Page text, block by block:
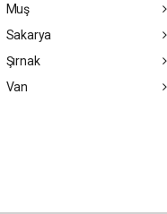
Muş
Sakarya
Şırnak
Van